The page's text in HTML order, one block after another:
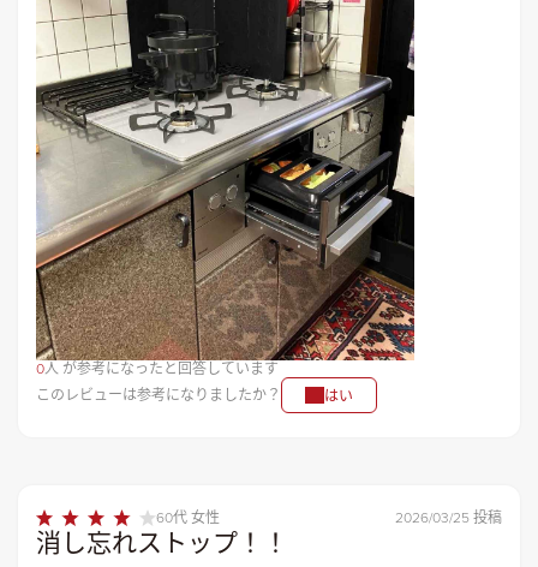
0人 が参考になったと回答しています
このレビューは参考になりましたか？
はい
60代 女性 2026/03/25 投稿
消し忘れストップ！！